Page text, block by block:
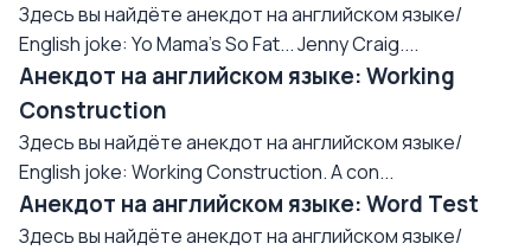
Здесь вы найдёте анекдот на английском языке/
English joke: Yo Mama's So Fat... Jenny Craig....
Анекдот на английском языке: Working
Construction
Здесь вы найдёте анекдот на английском языке/
English joke: Working Construction. A con...
Анекдот на английском языке: Word Test
Здесь вы найдёте анекдот на английском языке/